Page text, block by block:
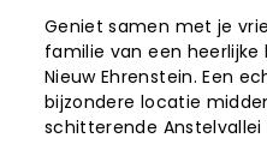
Geniet samen met je
familie van een heerlijke
Nieuw Ehrenstein. Een
bijzondere locatie
schitterende Anstelvallei